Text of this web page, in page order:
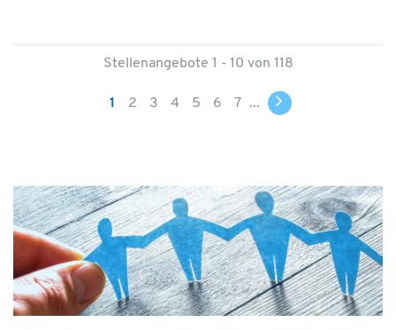
Stellenangebote 1 - 10 von 118
1 2 3 4 5 6 7 ...